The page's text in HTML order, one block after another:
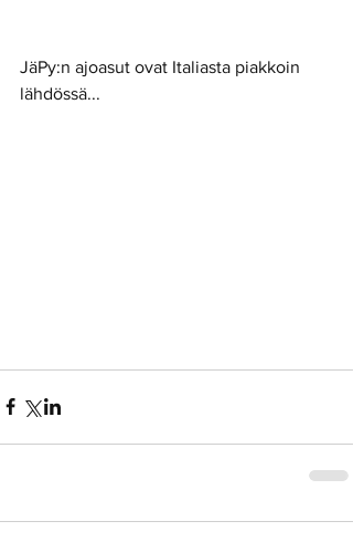
JäPy:n ajoasut ovat Italiasta piakkoin
lähdössä...